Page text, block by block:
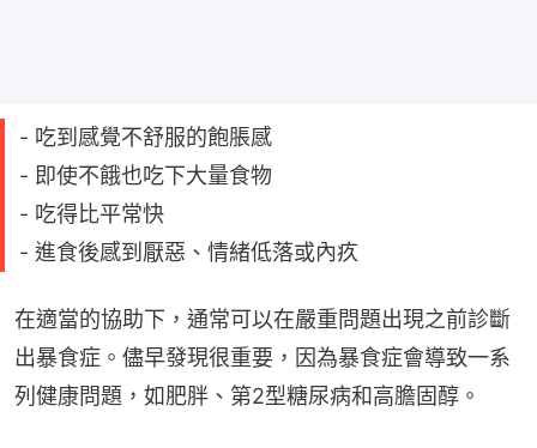
- 吃到感覺不舒服的飽脹感
- 即使不餓也吃下大量食物
- 吃得比平常快
- 進食後感到厭惡、情緒低落或內疚
在適當的協助下，通常可以在嚴重問題出現之前診斷
出暴食症。儘早發現很重要，因為暴食症會導致一系
列健康問題，如肥胖、第2型糖尿病和高膽固醇。